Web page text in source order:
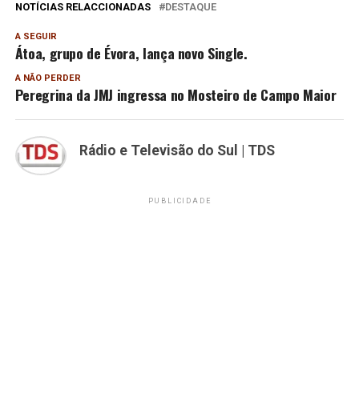
NOTÍCIAS RELACCIONADAS DESTAQUE
A SEGUIR
Átoa, grupo de Évora, lança novo Single.
A NÃO PERDER
Peregrina da JMJ ingressa no Mosteiro de Campo Maior
Rádio e Televisão do Sul | TDS
PUBLICIDADE